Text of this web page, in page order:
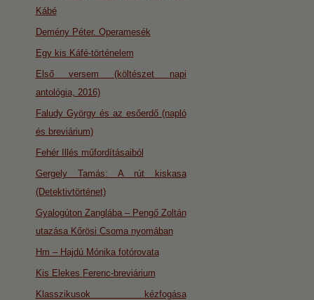
Kábé
Demény Péter. Operamesék
Egy kis Káfé-történelem
Első versem (költészet napi
antológia, 2016)
Faludy György és az esőerdő (napló
és breviárium)
Fehér Illés műfordításaiból
Gergely Tamás: A rút kiskasa
(Detektivtörténet)
Gyalogúton Zanglába – Pengő Zoltán
utazása Kőrösi Csoma nyomában
Hm – Hajdú Mónika fotórovata
Kis Elekes Ferenc-breviárium
Klasszikusok kézfogása